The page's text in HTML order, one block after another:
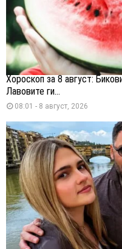
Хороскоп за 8 август:
Лавовите ги...
08:01 - 8 август, 2026